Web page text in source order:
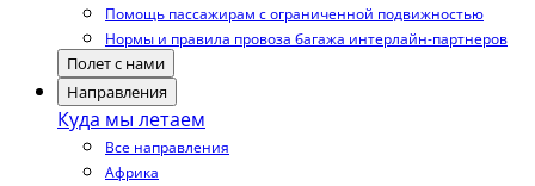
Помощь пассажирам с ограниченной подвижностью
Нормы и правила провоза багажа интерлайн-партнеров
Полет с нами
Направления
Куда мы летаем
Все направления
Африка